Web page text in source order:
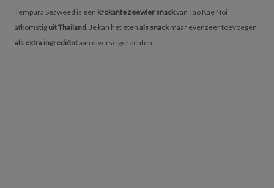
Tempura Seaweed is een krokante zeewier snackvan Tao Kae Noi
afkomstig uit Thailand. Je kan het eten als snackmaar evenzeer toevoegen
als extra ingrediëntaan diverse gerechten.